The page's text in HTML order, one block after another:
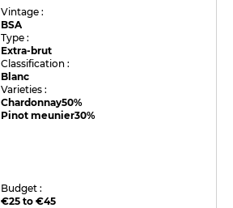
Vintage :
BSA
Type :
Extra-brut
Classification :
Blanc
Varieties :
Chardonnay50%
Pinot meunier30%
Budget :
€25 to €45